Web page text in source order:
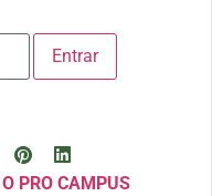
O PRO CAMPUS